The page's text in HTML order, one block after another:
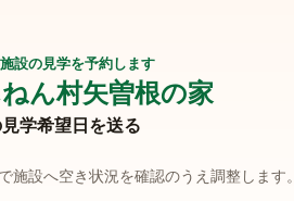
設の見学を予約します
ん村矢曽根の家
学希望日を送る
施設へ空き状況を確認のうえ調整します